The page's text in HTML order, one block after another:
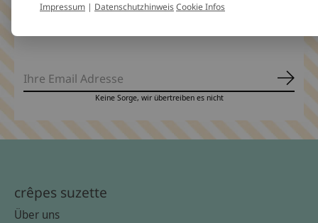
Bleiben Sie in Kontakt
Keine Sorge, wir übertreiben es nicht
crêpes suzette
Über uns
Impressum | DatenschutzhinweisCookie Infos